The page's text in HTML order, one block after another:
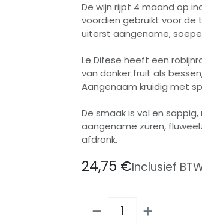
De wijn rijpt 4 maand op
voordien gebruikt voor de
uiterst aangename,
Le Difese heeft een
van donker fruit als
Aangenaam kruidig met
De smaak is vol en
aangename zuren,
afdronk.
24,75 €Inclusief